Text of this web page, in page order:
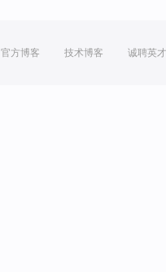
官方博客 技术博客 诚聘英才